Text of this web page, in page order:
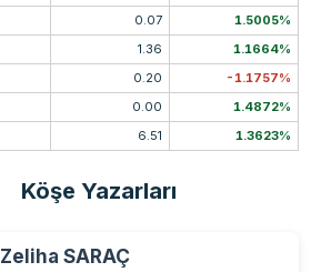
0.07 1.5005%
1.36 1.1664%
0.20 -1.1757%
0.00 1.4872%
6.51 1.3623%
Köşe Yazarları
Zeliha SARAÇ